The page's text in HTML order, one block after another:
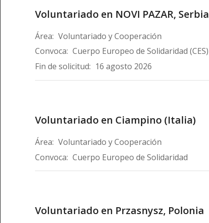
Voluntariado en NOVI PAZAR, Serbia
Área: Voluntariado y Cooperación
Convoca: Cuerpo Europeo de Solidaridad (CES)
Fin de solicitud: 16 agosto 2026
Voluntariado en Ciampino (Italia)
Área: Voluntariado y Cooperación
Convoca: Cuerpo Europeo de Solidaridad
Voluntariado en Przasnysz, Polonia